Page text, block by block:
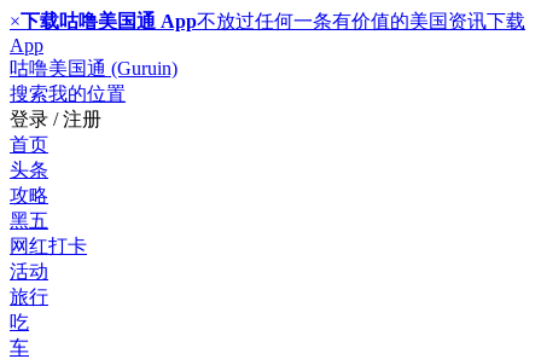
×下载咕噜美国通 App不放过任何一条有价值的美国资讯下载
App
咕噜美国通 (Guruin)
搜索我的位置
登录 / 注册
首页
头条
攻略
黑五
网红打卡
活动
旅行
吃
车